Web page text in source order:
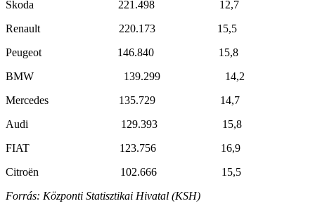
Škoda 221.498 12,7
Renault 220.173 15,5
Peugeot 146.840 15,8
BMW 139.299 14,2
Mercedes 135.729 14,7
Audi 129.393 15,8
FIAT 123.756 16,9
Citroën 102.666 15,5
Forrás: Központi Statisztikai Hivatal (KSH)